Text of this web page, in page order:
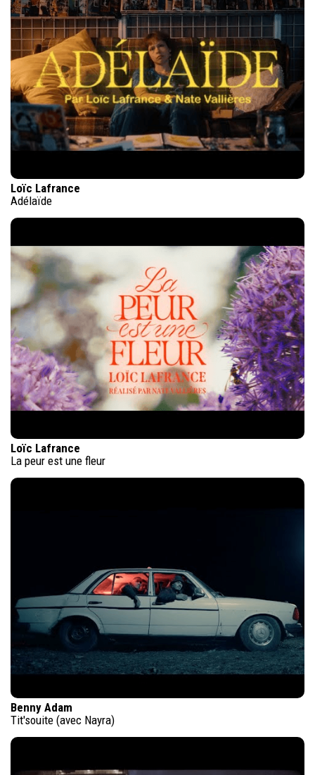
Loïc Lafrance
Adélaïde
Loïc Lafrance
La peur est une fleur
Benny Adam
Tit'souite (avec Nayra)